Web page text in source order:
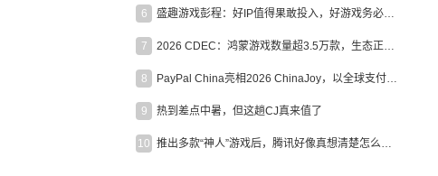
6 盛趣游戏彭程：好IP值得果敢投入，好游戏务必长效经营
7 2026 CDEC：鸿蒙游戏数量超3.5万款，生态正循环加速产业高质量发展
8 PayPal China亮相2026 ChinaJoy，以全球支付能力助力中国游戏企业深化全球运营
9 热到差点中暑，但这趟CJ真来值了
10 推出多款“神人”游戏后，腾讯好像真想清楚怎么做二次元了